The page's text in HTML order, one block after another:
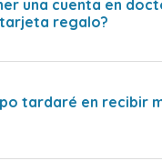
una cuenta en
regalo?
tardaré en recibir